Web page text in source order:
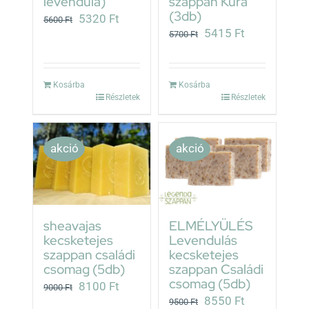
5600Ft
Original
5320 Ft
Kosárba
Részletek
(3db)
5700Ft
Original
5700 Ft.
5415 Ft
5415 Ft.
Kosárba
Részletek
akció
sheavajas
kecsketejes
szappan családi
csomag (5db)
9000Ft
Original
8100 Ft
akció
ELMÉLYÜLÉS
Levendulás
kecsketejes
szappan Családi
csomag (5db)
9500Ft
Original
8550 Ft